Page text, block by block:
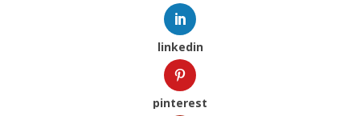
linkedin
pinterest